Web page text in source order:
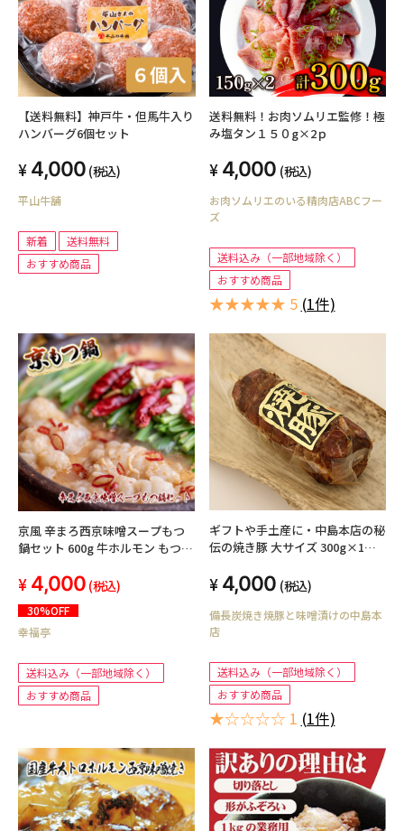
【送料無料】神戸牛・但馬牛入り
ハンバーグ6個セット
4,000 (税込)
平山牛舗
新着
送料無料
おすすめ商品
送料無料！お肉ソムリエ監修！極
み塩タン１５０g×2ｐ
4,000 (税込)
お肉ソムリエのいる精肉店ABCフー
ズ
送料込み（一部地域除く）
おすすめ商品
★★★★★ 5 (1件)
京風 辛まろ西京味噌スープもつ
鍋セット 600g 牛ホルモン もつ鍋
き 4,000 (税込)
30%OFF
幸福亭
送料込み（一部地域除く）
おすすめ商品
ギフトや手土産に・中島本店の秘
伝の焼き豚 大サイズ 300g×1
きます）
4,000 (税込)
備長炭焼き焼豚と味噌漬けの中島本
店
送料込み（一部地域除く）
おすすめ商品
★☆☆☆☆ 1 (1件)